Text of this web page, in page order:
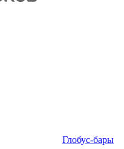
Глобус-бары